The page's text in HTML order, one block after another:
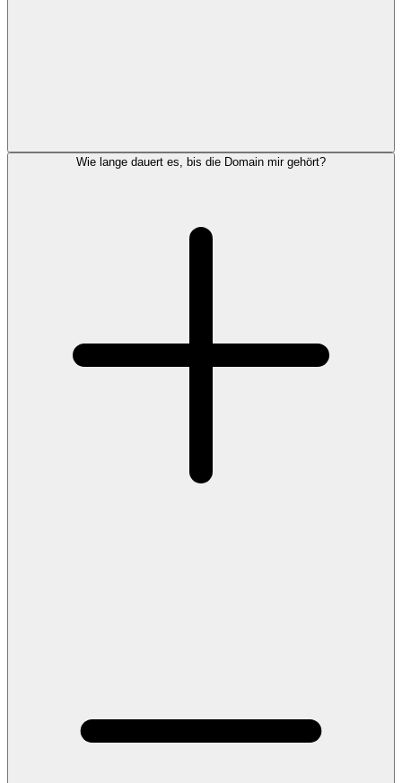
Wie lange dauert es, bis die Domain mir gehört?